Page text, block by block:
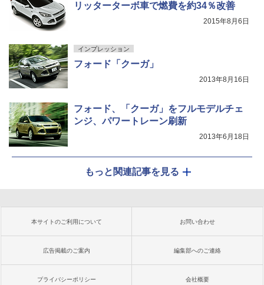
リッターターボ車で燃費を約34％改善
2015年8月6日
インプレッション
フォード「クーガ」
2013年8月16日
フォード、「クーガ」をフルモデルチェ
ンジ、パワートレーン刷新
2013年6月18日
もっと関連記事を見る
本サイトのご利用について お問い合わせ
広告掲載のご案内 編集部へのご連絡
プライバシーポリシー 会社概要